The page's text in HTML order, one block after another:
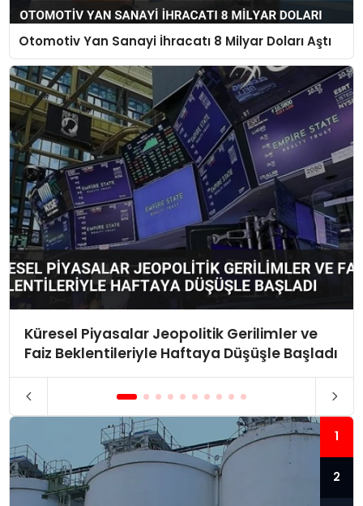
Otomotiv Yan Sanayi İhracatı 8 Milyar Doları Aştı
Küresel Piyasalar Jeopolitik Gerilimler ve
Faiz Beklentileriyle Haftaya Düşüşle Başladı
1
2